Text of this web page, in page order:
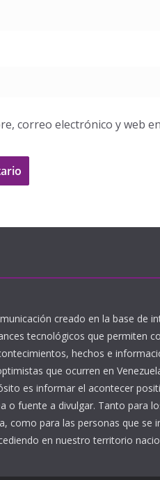
correo electrónico y web
creado en la base de
tecnológicos que permiten
hechos e
que ocurren en
es informar el acontecer
o fuente a divulgar. Tanto para
como para las personas que se
en nuestro territorio